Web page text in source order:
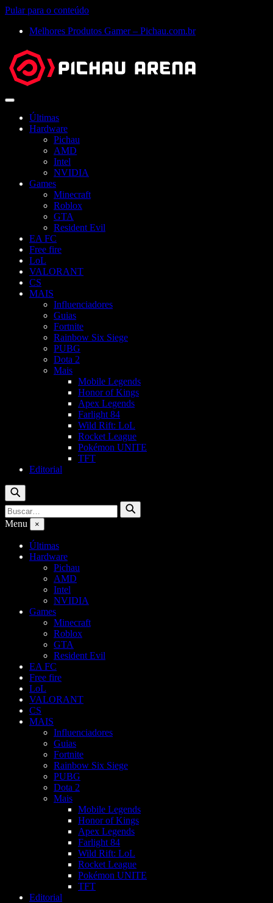
Pular para o conteúdo
Melhores Produtos Gamer – Pichau.com.br
Abrir
Últimas
Hardware
Pichau
AMD
Intel
NVIDIA
Games
Minecraft
Roblox
GTA
Resident Evil
EA FC
Free fire
LoL
VALORANT
CS
MAIS
Influenciadores
Guias
Fortnite
Rainbow Six Siege
PUBG
Dota 2
Mais
Mobile Legends
Honor of Kings
Apex Legends
Farlight 84
Wild Rift: LoL
Rocket League
Pokémon UNITE
TFT
Editorial
Buscar
Buscar
por:
Buscar
Menu ×
Últimas
Hardware
Pichau
AMD
Intel
NVIDIA
Games
Minecraft
Roblox
GTA
Resident Evil
EA FC
Free fire
LoL
VALORANT
CS
MAIS
Influenciadores
Guias
Fortnite
Rainbow Six Siege
PUBG
Dota 2
Mais
Mobile Legends
Honor of Kings
Apex Legends
Farlight 84
Wild Rift: LoL
Rocket League
Pokémon UNITE
TFT
Editorial